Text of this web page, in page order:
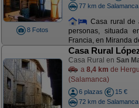
8 Fotos
77 km de Salamanca
Casa rural de
personas, situada
Francia, en Miranda
Casa Rural
Casa Rural en San
a 8,4 km de
(Salamanca)
6 plazas
15 €
72 km de Salamanca